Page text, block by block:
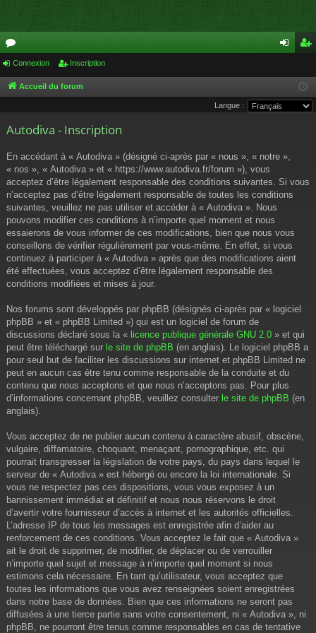
or
u
s
cri
pti
Connexion Inscription
Accueil du forum
Langue :
Autodiva - Inscription
En accédant à « Autodiva » (désigné ci-après par « nous », « notre »,
« nos », « Autodiva » et « https://www.autodiva.fr/forum »), vous
acceptez d’être légalement responsable des conditions suivantes. Si vous
n’acceptez pas d’être légalement responsable de toutes les conditions
suivantes, veuillez ne pas utiliser et accéder à « Autodiva ». Nous
pouvons modifier ces conditions à n’importe quel moment et nous
essaierons de vous informer de ces modifications, bien que nous vous
conseillons de vérifier régulièrement par vous-même. En effet, si vous
continuez à participer à « Autodiva » après que des modifications aient
été effectuées, vous acceptez d’être légalement responsable des
conditions modifiées et mises à jour.
Nos forums sont développés par phpBB (désignés ci-après par « logiciel
phpBB » et « phpBB Limited ») qui est un logiciel de forum de
discussions déclaré sous la « licence publique générale GNU 2.0 » et qui
peut être téléchargé sur le site de phpBB (en anglais). Le logiciel phpBB a
pour seul but de faciliter les discussions sur internet et phpBB Limited ne
peut en aucun cas être tenu comme responsable de la conduite et du
contenu que nous acceptons et que nous n’acceptons pas. Pour plus
d’informations concernant phpBB, veuillez consulter le site de phpBB (en
anglais).
Vous acceptez de ne publier aucun contenu à caractère abusif, obscène,
vulgaire, diffamatoire, choquant, menaçant, pornographique, etc. qui
pourrait transgresser la législation de votre pays, du pays dans lequel le
serveur de « Autodiva » est hébergé ou encore la loi internationale. Si
vous ne respectez pas ces dispositions, vous vous exposez à un
bannissement immédiat et définitif et nous nous réservons le droit
d’avertir votre fournisseur d’accès à internet et les autorités officielles.
L’adresse IP de tous les messages est enregistrée afin d’aider au
renforcement de ces conditions. Vous acceptez le fait que « Autodiva »
ait le droit de supprimer, de modifier, de déplacer ou de verrouiller
n’importe quel sujet et message à n’importe quel moment si nous
estimons cela nécessaire. En tant qu’utilisateur, vous acceptez que
toutes les informations que vous avez renseignées soient enregistrées
dans notre base de données. Bien que ces informations ne seront pas
diffusées à une tierce partie sans votre consentement, ni « Autodiva », ni
phpBB, ne pourront être tenus comme responsables en cas de tentative